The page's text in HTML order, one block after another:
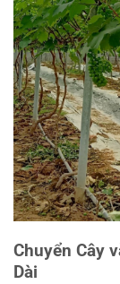
Chuyển Cây
Dài